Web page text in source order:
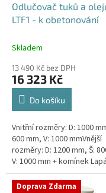
Odlučovač tuků a
LTF1 - k obetonování
Skladem
13 490 Kč bez DPH
16 323 Kč
Do košíku
Vnitřní rozměry: D: 1000
600 mm, V: 1000 mmVnější
rozměry: D: 1200 mm, Š:
V: 1000 mm + komínek
tuků do 1l/s nebo 100 jídel
denně Průměr a umístění...
Doprava Zdarma